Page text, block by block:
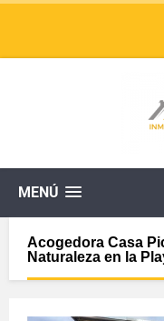
MENÚ
Acogedora Casa
Naturaleza en la